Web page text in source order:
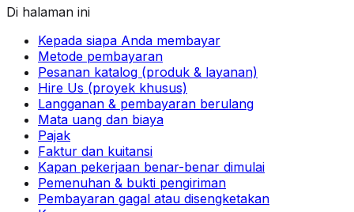
Di halaman ini
Kepada siapa Anda membayar
Metode pembayaran
Pesanan katalog (produk & layanan)
Hire Us (proyek khusus)
Langganan & pembayaran berulang
Mata uang dan biaya
Pajak
Faktur dan kuitansi
Kapan pekerjaan benar-benar dimulai
Pemenuhan & bukti pengiriman
Pembayaran gagal atau disengketakan